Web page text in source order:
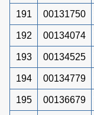
191 00131750
192 00134074
193 00134525
194 00134779
195 00136679